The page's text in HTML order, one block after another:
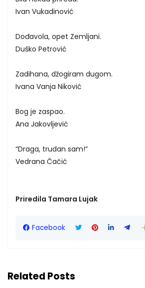
Ivan Vukadinović
Dođavola, opet Zemljani.
Duško Petrović
Zadihana, džogiram dugom.
Ivana Vanja Niković
Bog je zaspao.
Ana Jakovljević
“Draga, trudan sam!”
Vedrana Čačić
Priredila Tamara Lujak
Facebook
Related Posts